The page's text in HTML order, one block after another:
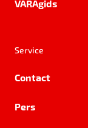
VARAgids
Service
Contact
Pers